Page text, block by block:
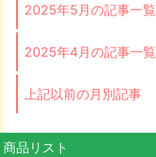
2025年5月の記事一覧
2025年4月の記事一覧
上記以前の月別記事
商品リスト